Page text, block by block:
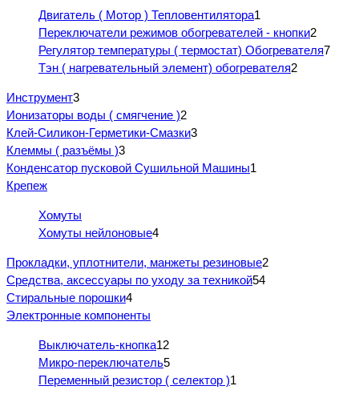
Двигатель ( Мотор ) Тепловентилятора1
Переключатели режимов обогревателей - кнопки2
Регулятор температуры ( термостат) Обогревателя7
Тэн ( нагревательный элемент) обогревателя2
Инструмент3
Ионизаторы воды ( смягчение )2
Клей-Силикон-Герметики-Смазки3
Клеммы ( разъёмы )3
Конденсатор пусковой Сушильной Машины1
Крепеж
Хомуты
Хомуты нейлоновые4
Прокладки, уплотнители, манжеты резиновые2
Средства, аксессуары по уходу за техникой54
Стиральные порошки4
Электронные компоненты
Выключатель-кнопка12
Микро-переключатель5
Переменный резистор ( селектор )1